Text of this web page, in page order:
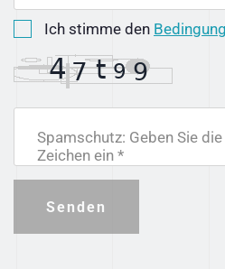
Ich stimme den
Spamschutz: Geben Sie
Zeichen ein *
Senden